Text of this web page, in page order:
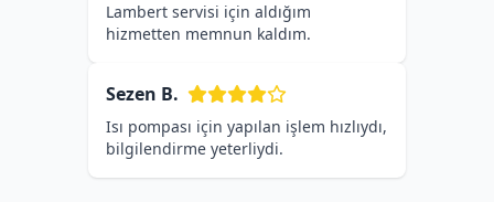
Lambert servisi için aldığım
hizmetten memnun kaldım.
Sezen B.
Isı pompası için yapılan işlem hızlıydı,
bilgilendirme yeterliydi.